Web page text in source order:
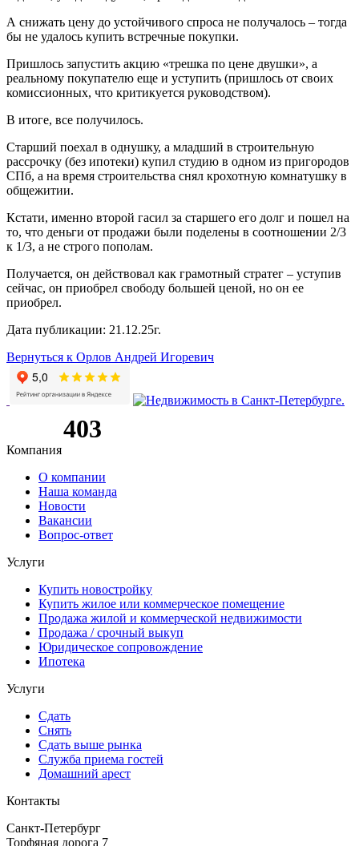
А снижать цену до устойчивого спроса не получалось – тогда
бы не удалось купить встречные покупки.
Пришлось запустить акцию «трешка по цене двушки», а
реальному покупателю еще и уступить (пришлось от своих
комиссионных, что критикуется руководством).
В итоге, все получилось.
Старший поехал в однушку, а младший в строительную
рассрочку (без ипотеки) купил студию в одном из пригородов
СПб, а на время строительства снял крохотную комнатушку в
общежитии.
Кстати, именно второй гасил за старшего его долг и пошел на
то, что деньги от продажи были поделены в соотношении 2/3
к 1/3, а не строго пополам.
Получается, он действовал как грамотный стратег – уступив
сейчас, он приобрел свободу большей ценой, но он ее
приобрел.
Дата публикации: 21.12.25г.
Вернуться к Орлов Андрей Игоревич
Компания
О компании
Наша команда
Новости
Вакансии
Вопрос-ответ
Услуги
Купить новостройку
Купить жилое или коммерческое помещение
Продажа жилой и коммерческой недвижимости
Продажа / срочный выкуп
Юридическое сопровождение
Ипотека
Услуги
Сдать
Снять
Сдать выше рынка
Служба приема гостей
Домашний арест
Контакты
Санкт-Петербург
Торфяная дорога 7